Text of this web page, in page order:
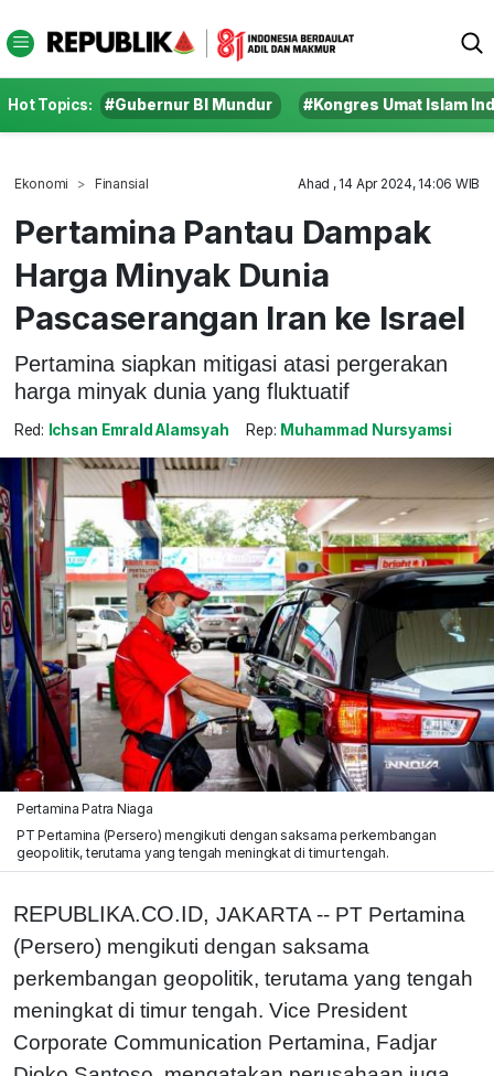
Hot Topics: #Gubernur BI Mundur #Kongres Umat Islam
Ekonomi Finansial Ahad , 14 Apr 2024, 14:06 WIB
Pertamina Pantau Dampak
Harga Minyak Dunia
Pascaserangan Iran ke Israel
Pertamina siapkan mitigasi atasi pergerakan
harga minyak dunia yang fluktuatif
Red: Ichsan Emrald Alamsyah Rep: Muhammad Nursyamsi
Pertamina Patra Niaga
PT Pertamina (Persero) mengikuti dengan saksama perkembangan
geopolitik, terutama yang tengah meningkat di timur tengah.
REPUBLIKA.CO.ID, JAKARTA -- PT Pertamina
(Persero) mengikuti dengan saksama
perkembangan geopolitik, terutama yang tengah
meningkat di timur tengah. Vice President
Corporate Communication Pertamina, Fadjar